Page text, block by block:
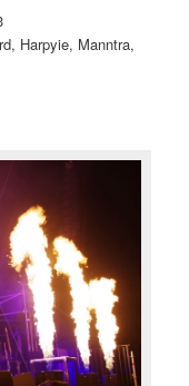
Harpyie, Manntra,